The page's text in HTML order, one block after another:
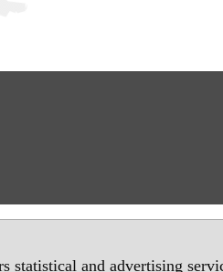
statistical and advertising